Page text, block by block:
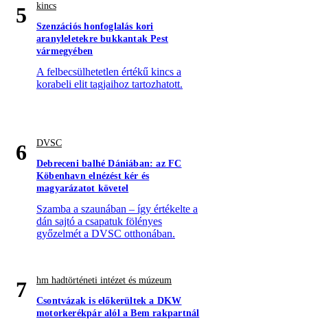
5
kincs
Szenzációs honfoglalás kori
aranyleletekre bukkantak Pest
vármegyében
A felbecsülhetetlen értékű kincs a
korabeli elit tagjaihoz tartozhatott.
6
DVSC
Debreceni balhé Dániában: az FC
Köbenhavn elnézést kér és
magyarázatot követel
Szamba a szaunában – így értékelte a
dán sajtó a csapatuk fölényes
győzelmét a DVSC otthonában.
7
hm hadtörténeti intézet és múzeum
Csontvázak is előkerültek a DKW
motorkerékpár alól a Bem rakpartnál